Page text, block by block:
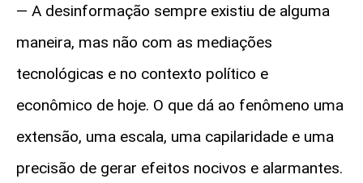
— A desinformação sempre existiu de alguma
maneira, mas não com as mediações
tecnológicas e no contexto político e
econômico de hoje. O que dá ao fenômeno uma
extensão, uma escala, uma capilaridade e uma
precisão de gerar efeitos nocivos e alarmantes.